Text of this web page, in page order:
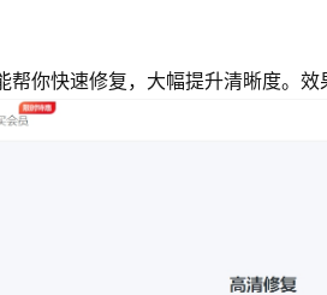
你快速修复，大幅提升清晰度。效